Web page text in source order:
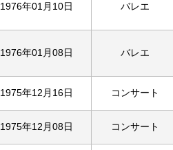
1976年01月10日 バレエ
1976年01月08日 バレエ
1975年12月16日 コンサート
1975年12月08日 コンサート